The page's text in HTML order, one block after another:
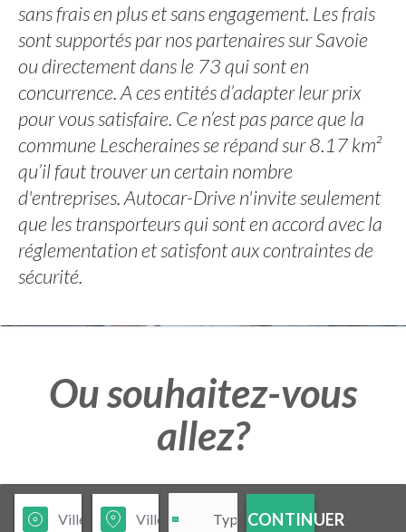
sans frais en plus et sans engagement. Les frais
sont supportés par nos partenaires sur Savoie
ou directement dans le 73 qui sont en
concurrence. A ces entités d’adapter leur prix
pour vous satisfaire. Ce n’est pas parce que la
commune Lescheraines se répand sur 8.17 km²
qu’il faut trouver un certain nombre
d'entreprises. Autocar-Drive n'invite seulement
que les transporteurs qui sont en accord avec la
réglementation et satisfont aux contraintes de
sécurité.
Ou souhaitez-vous
allez?
CONTINUER